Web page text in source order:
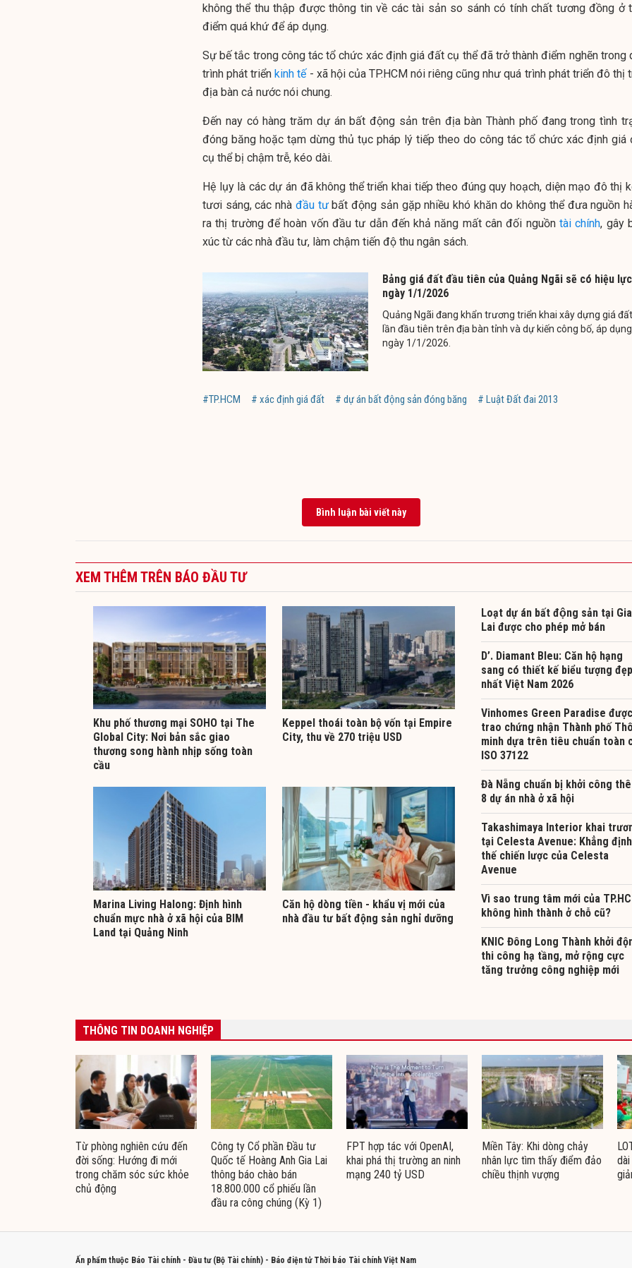
không thể thu thập được thông tin về các tài sản so sánh có tính chất tương đồng ở
điểm quá khứ để áp dụng.
Sự bế tắc trong công tác tổ chức xác định giá đất cụ thể đã trở thành điểm nghẽn trong
trình phát triểnkinh tế- xã hội của TP.HCM nói riêng cũng như quá trình phát triển đô thị
địa bàn cả nước nói chung.
Đến nay có hàng trăm dự án bất động sản trên địa bàn Thành phố đang trong tình
đóng băng hoặc tạm dừng thủ tục pháp lý tiếp theo do công tác tổ chức xác định giá
cụ thể bị chậm trễ, kéo dài.
Hệ lụy là các dự án đã không thể triển khai tiếp theo đúng quy hoạch, diện mạo đô thị
tươi sáng, các nhà đầu tưbất động sản gặp nhiều khó khăn do không thể đưa nguồn
ra thị trường để hoàn vốn đầu tư dẫn đến khả năng mất cân đối nguồntài chính, gây
xúc từ các nhà đầu tư, làm chậm tiến độ thu ngân sách.
Bảng giá đất đầu tiên của Quảng Ngãi sẽ có hiệu
ngày 1/1/2026
Quảng Ngãi đang khẩn trương triển khai xây dựng giá đất
lần đầu tiên trên địa bàn tỉnh và dự kiến công bố, áp
ngày 1/1/2026.
#TP.HCM # xác định giá đất # dự án bất động sản đóng băng # Luật Đất đai 2013
Bình luận bài viết này
XEM THÊM TRÊN BÁO ĐẦU TƯ
Khu phố thương mại SOHO tại The
Global City: Nơi bản sắc giao
thương song hành nhịp sống toàn
cầu
Keppel thoái toàn bộ vốn tại Empire
City, thu về 270 triệu USD
Marina Living Halong: Định hình
chuẩn mực nhà ở xã hội của BIM
Land tại Quảng Ninh
Căn hộ dòng tiền - khẩu vị mới của
nhà đầu tư bất động sản nghỉ dưỡng
Loạt dự án bất động sản tại Gia
Lai được cho phép mở bán
D’. Diamant Bleu: Căn hộ hạng
sang có thiết kế biểu tượng đẹp
nhất Việt Nam 2026
Vinhomes Green Paradise được
trao chứng nhận Thành phố
minh dựa trên tiêu chuẩn toàn
ISO 37122
Đà Nẵng chuẩn bị khởi công
8 dự án nhà ở xã hội
Takashimaya Interior khai
tại Celesta Avenue: Khẳng
thế chiến lược của Celesta
Avenue
Vì sao trung tâm mới của
không hình thành ở chỗ cũ?
KNIC Đông Long Thành khởi
thi công hạ tầng, mở rộng cực
tăng trưởng công nghiệp mới
THÔNG TIN DOANH NGHIỆP
Từ phòng nghiên cứu đến
đời sống: Hướng đi mới
trong chăm sóc sức khỏe
chủ động
Công ty Cổ phần Đầu tư
Quốc tế Hoàng Anh Gia Lai
thông báo chào bán
18.800.000 cổ phiếu lần
đầu ra công chúng (Kỳ 1)
FPT hợp tác với OpenAI,
khai phá thị trường an ninh
mạng 240 tỷ USD
Miền Tây: Khi dòng chảy
nhân lực tìm thấy điểm đảo
chiều thịnh vượng
Ấn phẩm thuộc Báo Tài chính - Đầu tư (Bộ Tài chính) - Báo điện tử Thời báo Tài chính Việt Nam